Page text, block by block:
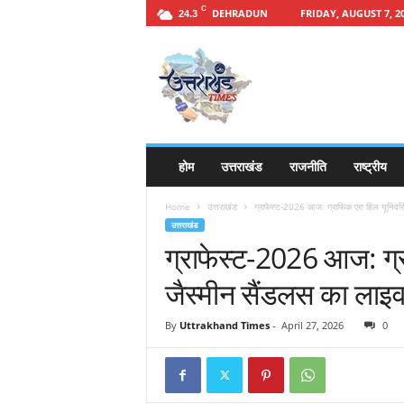
24.3 C DEHRADUN FRIDAY, AUGUST 7,
a
होम उत्तराखंड राजनीति राष्ट्रीय
Home उत्तराखंड ग्राफेस्ट-2026 आज: ग्राफिक एरा हिल
उत्तराखंड
ग्राफेस्ट-2026 आज:
जैस्मीन सैंडलस का लाइव
By Uttrakhand Times- April 27, 2026 0